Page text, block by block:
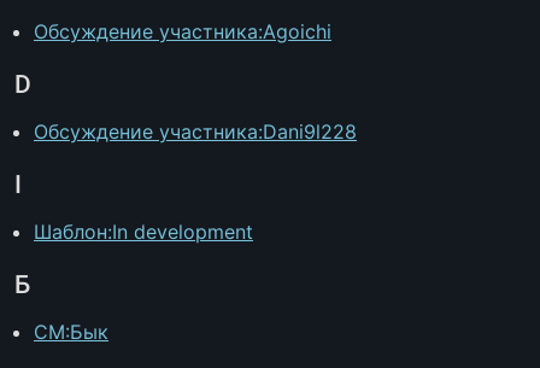
Обсуждение участника:Agoichi
D
Обсуждение участника:Dani9l228
I
Шаблон:In development
Б
CM:Бык